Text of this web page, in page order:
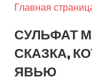
Главная
СУЛЬФАТ
СКАЗКА,
ЯВЬЮ